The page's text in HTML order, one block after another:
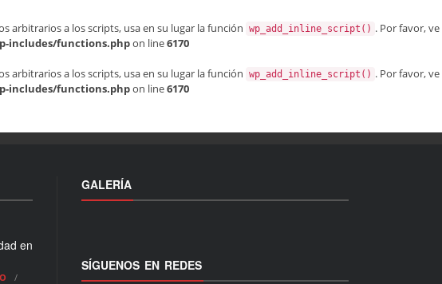
arbitrarios a los scripts, usa en su lugar la función wp_add_inline_script() . Por favor, ve
includes/functions.phpon line6170
arbitrarios a los scripts, usa en su lugar la función wp_add_inline_script() . Por favor, ve
includes/functions.phpon line6170
en
GALERÍA
SÍGUENOS EN REDES